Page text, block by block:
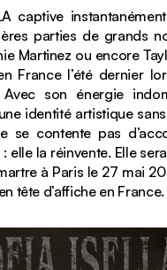
captive
parties de grands
Martinez ou encore
France l’été dernier
son énergie
identité artistique
se contente pas
elle la réinvente. Elle
à Paris le 27 mai
tête d’affiche en France.